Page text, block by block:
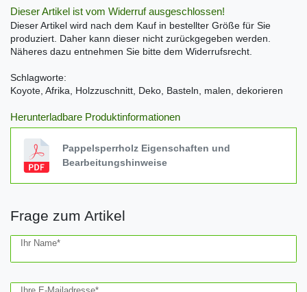
Dieser Artikel ist vom Widerruf ausgeschlossen!
Dieser Artikel wird nach dem Kauf in bestellter Größe für Sie
produziert. Daher kann dieser nicht zurückgegeben werden.
Näheres dazu entnehmen Sie bitte dem Widerrufsrecht.
Schlagworte:
Koyote, Afrika, Holzzuschnitt, Deko, Basteln, malen, dekorieren
Herunterladbare Produktinformationen
Pappelsperrholz Eigenschaften und
Bearbeitungshinweise
Frage zum Artikel
Ihr Name*
Ceres::Template.mailFormHoneypotLabel